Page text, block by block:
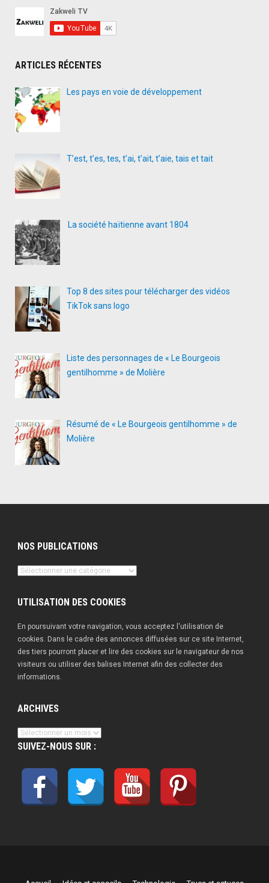
ARTICLES RÉCENTES
Les pays en voie de développement
T’est, t’es, tes, t’ai, t’ait, t’aie, tais et tait
La société haïtienne avant 1804
Top 8 des sites pour télécharger des vidéos
TikTok sans logo
Liste des personnages de « Le Bourgeois
gentilhomme » de Molière
Résumé de « Le Bourgeois gentilhomme » de
Molière
NOS PUBLICATIONS
Nos
UTILISATION DES COOKIES
En poursuivant votre navigation, vous acceptez l'utilisation de
cookies. Dans le cadre des annonces diffusées sur ce site Internet,
des tiers pourront placer et lire des cookies sur le navigateur de nos
visiteurs ou utiliser des balises Internet afin des collecter des
informations.
ARCHIVES
Archives
SUIVEZ-NOUS SUR :